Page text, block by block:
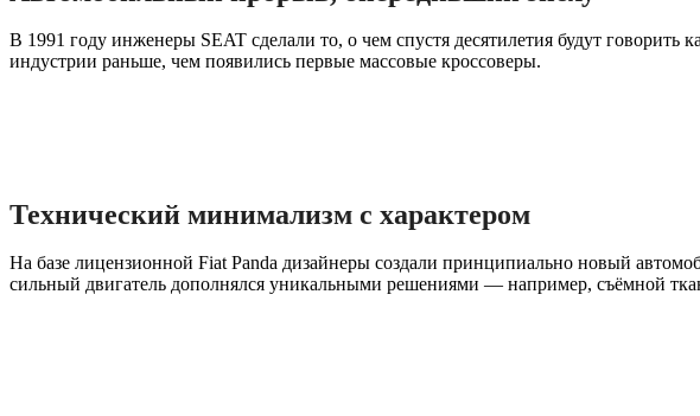
В 1991 году инженеры SEAT сделали то, о чем спустя десятилетия будут
индустрии раньше, чем появились первые массовые кроссоверы.
Технический минимализм с характером
На базе лицензионной Fiat Panda дизайнеры создали принципиально новый
сильный двигатель дополнялся уникальными решениями — например, съёмной